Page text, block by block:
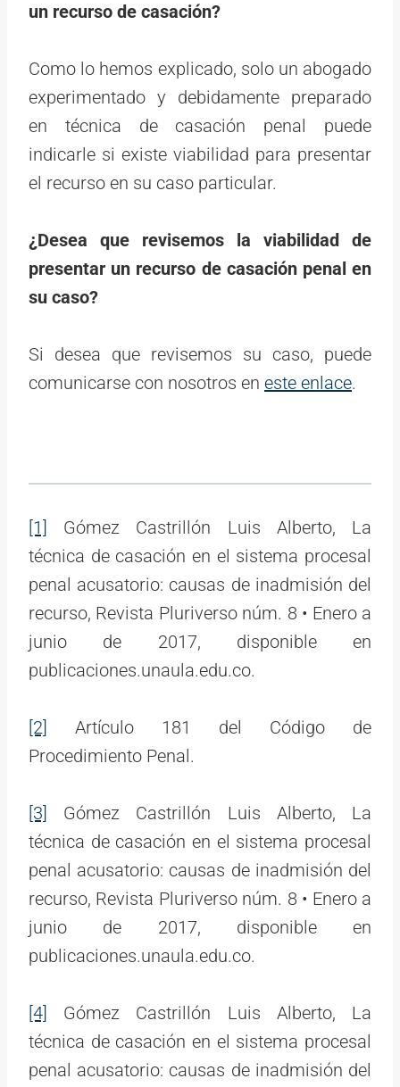
un recurso de casación?
Como lo hemos explicado, solo un abogado
experimentado y debidamente preparado
en técnica de casación penal puede
indicarle si existe viabilidad para presentar
el recurso en su caso particular.
¿Desea que revisemos la viabilidad de
presentar un recurso de casación penal en
su caso?
Si desea que revisemos su caso, puede
comunicarse con nosotros en este enlace.
[1]
Gómez Castrillón Luis Alberto, La
técnica de casación en el sistema procesal
penal acusatorio: causas de inadmisión del
recurso, Revista Pluriverso núm. 8 • Enero a
junio de 2017, disponible en
publicaciones.unaula.edu.co.
[2]
Artículo 181 del Código de
Procedimiento Penal.
[3]
Gómez Castrillón Luis Alberto, La
técnica de casación en el sistema procesal
penal acusatorio: causas de inadmisión del
recurso, Revista Pluriverso núm. 8 • Enero a
junio de 2017, disponible en
publicaciones.unaula.edu.co.
[4]
Gómez Castrillón Luis Alberto, La
técnica de casación en el sistema procesal
penal acusatorio: causas de inadmisión del